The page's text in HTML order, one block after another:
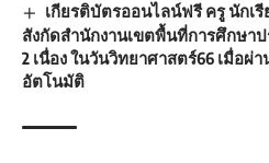
เกียรติบัตรออนไลน์ฟรี ครู นัก
สังกัดสำนักงานเขตพื้นที่การศึกษา
2 เนื่อง ในวันวิทยาศาสตร์66 เมื่อผ่
อัตโนมัติ